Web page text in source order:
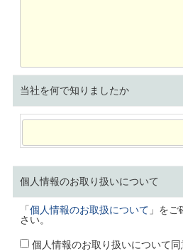
当社を何で知りましたか
個人情報のお取り扱いについて
「個人情報のお取扱について 」を
さい。
個人情報のお取り扱いについて同